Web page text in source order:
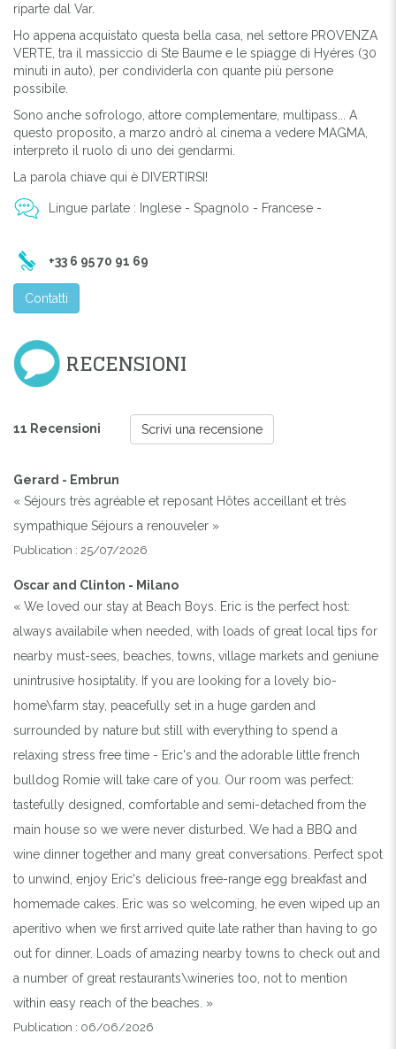
riparte dal Var.
Ho appena acquistato questa bella casa, nel settore PROVENZA
VERTE, tra il massiccio di Ste Baume e le spiagge di Hyéres (30
minuti in auto), per condividerla con quante più persone
possibile.
Sono anche sofrologo, attore complementare, multipass... A
questo proposito, a marzo andrò al cinema a vedere MAGMA,
interpreto il ruolo di uno dei gendarmi.
La parola chiave qui è DIVERTIRSI!
Lingue parlate : Inglese - Spagnolo - Francese -
+33 6 95 70 91 69
Contatti
RECENSIONI
11 Recensioni Scrivi una recensione
Gerard - Embrun
« Séjours très agréable et reposant Hôtes acceillant et très
sympathique Séjours a renouveler »
Publication : 25/07/2026
Oscar and Clinton - Milano
« We loved our stay at Beach Boys. Eric is the perfect host:
always availabile when needed, with loads of great local tips for
nearby must-sees, beaches, towns, village markets and geniune
unintrusive hosiptality. If you are looking for a lovely bio-
home\farm stay, peacefully set in a huge garden and
surrounded by nature but still with everything to spend a
relaxing stress free time - Eric's and the adorable little french
bulldog Romie will take care of you. Our room was perfect:
tastefully designed, comfortable and semi-detached from the
main house so we were never disturbed. We had a BBQ and
wine dinner together and many great conversations. Perfect spot
to unwind, enjoy Eric's delicious free-range egg breakfast and
homemade cakes. Eric was so welcoming, he even wiped up an
aperitivo when we first arrived quite late rather than having to go
out for dinner. Loads of amazing nearby towns to check out and
a number of great restaurants\wineries too, not to mention
within easy reach of the beaches. »
Publication : 06/06/2026